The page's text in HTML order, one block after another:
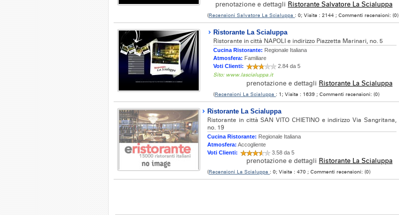
prenotazione e dettagli Ristorante Salvatore La Scialuppa
(Recensioni Salvatore La Scialuppa : 0; Visite : 2144 ; Commenti recensioni: (0)
Ristorante La Scialuppa
Ristorante in città NAPOLI e indirizzo Piazzetta Marinari, no. 5
Cucina Ristorante: Regionale Italiana
Atmosfera: Familiare
Voti Clienti:
2.84 da 5
Sito: www.lascialuppa.it
prenotazione e dettagli Ristorante La Scialuppa
(Recensioni La Scialuppa : 1; Visite : 1639 ; Commenti recensioni: (0)
Ristorante La Scialuppa
Ristorante in città SAN VITO CHIETINO e indirizzo Via Sangritana,
no. 19
Cucina Ristorante: Regionale Italiana
Atmosfera: Accogliente
Voti Clienti:
3.58 da 5
prenotazione e dettagli Ristorante La Scialuppa
(Recensioni La Scialuppa : 0; Visite : 470 ; Commenti recensioni: (0)